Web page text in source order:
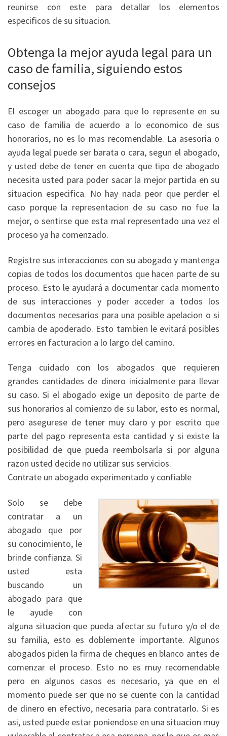
reunirse con este para detallar los elementos
especificos de su situacion.
Obtenga la mejor ayuda legal para un
caso de familia, siguiendo estos
consejos
El escoger un abogado para que lo represente en su
caso de familia de acuerdo a lo economico de sus
honorarios, no es lo mas recomendable. La asesoria o
ayuda legal puede ser barata o cara, segun el abogado,
y usted debe de tener en cuenta que tipo de abogado
necesita usted para poder sacar la mejor partida en su
situacion especifica. No hay nada peor que perder el
caso porque la representacion de su caso no fue la
mejor, o sentirse que esta mal representado una vez el
proceso ya ha comenzado.
Registre sus interacciones con su abogado y mantenga
copias de todos los documentos que hacen parte de su
proceso. Esto le ayudará a documentar cada momento
de sus interacciones y poder acceder a todos los
documentos necesarios para una posible apelacion o si
cambia de apoderado. Esto tambien le evitará posibles
errores en facturacion a lo largo del camino.
Tenga cuidado con los abogados que requieren
grandes cantidades de dinero inicialmente para llevar
su caso. Si el abogado exige un deposito de parte de
sus honorarios al comienzo de su labor, esto es normal,
pero asegurese de tener muy claro y por escrito que
parte del pago representa esta cantidad y si existe la
posibilidad de que pueda reembolsarla si por alguna
razon usted decide no utilizar sus servicios.
Contrate un abogado experimentado y confiable
Solo se debe
contratar a un
abogado que por
su conocimiento, le
brinde confianza. Si
usted esta
buscando un
abogado para que
le ayude con
alguna situacion que pueda afectar su futuro y/o el de
su familia, esto es doblemente importante. Algunos
abogados piden la firma de cheques en blanco antes de
comenzar el proceso. Esto no es muy recomendable
pero en algunos casos es necesario, ya que en el
momento puede ser que no se cuente con la cantidad
de dinero en efectivo, necesaria para contratarlo. Si es
asi, usted puede estar poniendose en una situacion muy